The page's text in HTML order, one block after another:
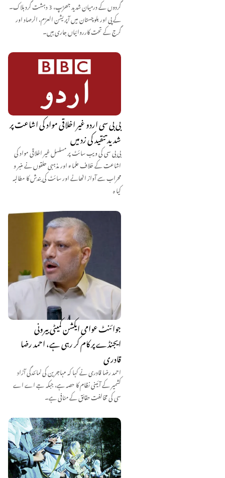
گردوں کے درمیان شدید جھڑپ، 3 دہشت گرد ہلاک۔
کے پی اور بلوچستان میں آپریشن العزم، الرصاد اور
گرج کے تحت کارروائیاں جاری ہیں۔
بی بی سی اردو غیر اخلاقی مواد کی اشاعت پر
شدید تنقید کی زد میں
بی بی سی کی ویب سائٹ پر مسلسل غیر اخلاقی مواد کی
اشاعت کے خلاف علماء اور مذہبی حلقوں نے منبر و
محراب سے آواز اٹھانے اور سائٹ کی بندش کا مطالبہ
کیا ہ
جوائنٹ عوامی ایکشن کمیٹی بیرونی
ایجنڈے پر کام کر رہی ہے، احمد رضا
قادری
احمد رضا قادری نے کہا کہ مہاجرین کی نمائندگی آزاد
کشمیر کے آئینی نظام کا حصہ ہے، جبکہ جے اے اے
سی کی مخالفت حقائق کے منافی ہے۔